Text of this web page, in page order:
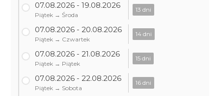
07.08.2026 - 19.08.2026
Piątek → Środa
13 dni
07.08.2026 - 20.08.2026
Piątek → Czwartek
14 dni
07.08.2026 - 21.08.2026
Piątek → Piątek
15 dni
07.08.2026 - 22.08.2026
Piątek → Sobota
16 dni